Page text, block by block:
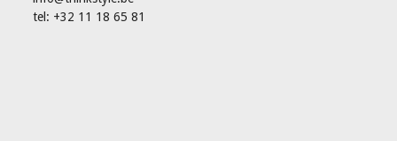
tel: +32 11 18 65 81